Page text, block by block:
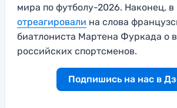
мира по футболу-2026. Наконец, в
отреагировали на слова
биатлониста Мартена Фуркада о
российских спортсменов.
Подпишись на нас в